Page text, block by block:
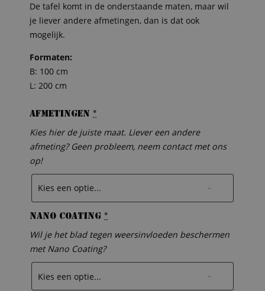
De tafel komt in de onderstaande maten, maar wil
je liever andere afmetingen, dan is dat ook
mogelijk.
Formaten:
B: 100 cm
L: 200 cm
Afmetingen *
Kies hier de juiste maat. Liever een andere
afmeting? Geen probleem, neem contact met ons
op!
Nano Coating *
Wil je het blad tegen weersinvloeden beschermen
met Nano Coating?